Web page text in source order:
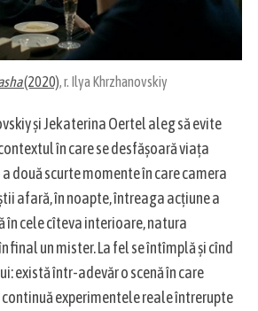
(2020), r. Ilya Khrzhanovskiy
și Jekaterina Oertel aleg să evite
în care se desfășoară viața
două scurte momente în care camera
afară, în noapte, întreaga acțiune a
cele cîteva interioare, natura
un mister. La fel se întîmplă și cînd
există într-adevăr o scenă în care
experimentele reale întrerupte